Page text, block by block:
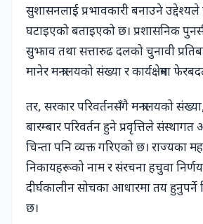
सुशासनलाई प्रभावकारी बनाउने उद्देश्यले
घटाइएको बताइएको छ। प्रशासनिक
सुझाव तथा सत्तारुढ दलको चुनावी
मानेर मन्त्रालयको संख्या र कार्यक्षेत्रमा
तर, सरकार परिवर्तनसँगै मन्त्रालयको संख्या,
बारम्बार परिवर्तन हुने प्रवृत्तिले संस्थागत
चिन्ता पनि व्यक्त गरिएको छ। राज्यका
निकायहरूको नाम र संरचना हचुवा
दीर्घकालीन सोचका आधारमा तय हुनुपर्ने
छ।